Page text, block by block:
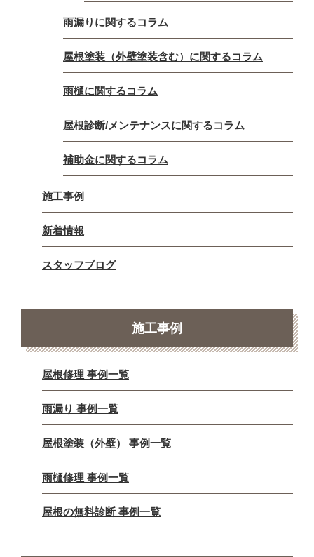
雨漏りに関するコラム
屋根塗装（外壁塗装含む）に関するコラム
雨樋に関するコラム
屋根診断/メンテナンスに関するコラム
補助金に関するコラム
施工事例
新着情報
スタッフブログ
施工事例
屋根修理 事例一覧
雨漏り 事例一覧
屋根塗装（外壁） 事例一覧
雨樋修理 事例一覧
屋根の無料診断 事例一覧